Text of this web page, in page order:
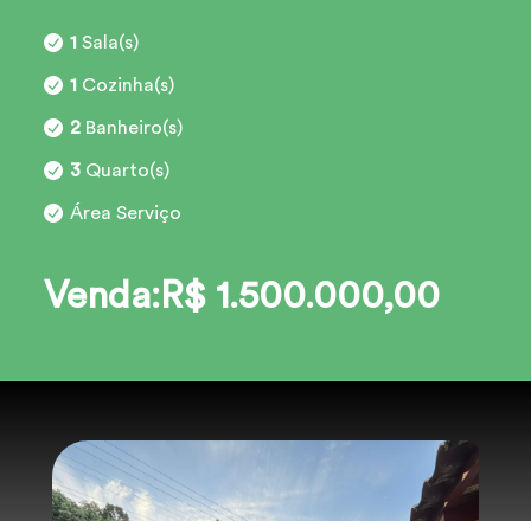
1 Sala(s)
1 Cozinha(s)
2Banheiro(s)
3Quarto(s)
Área Serviço
Venda:R$ 1.500.000,00